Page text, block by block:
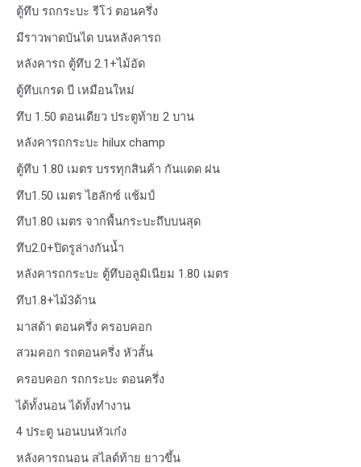
ตู้ทึบ รถกระบะ รีโว่ ตอนครึ่ง
มีราวพาดบันได บนหลังคารถ
หลังคารถ ตู้ทึบ 2.1+ไม้อัด
ตู้ทึบเกรด บี เหมือนใหม่
ทึบ 1.50 ตอนเดียว ประตูท้าย 2 บาน
หลังคารถกระบะ hilux champ
ตู้ทึบ 1.80 เมตร บรรทุกสินค้า กันแดด ฝน
ทึบ1.50 เมตร ไฮลักซ์ แช้มป์
ทึบ1.80 เมตร จากพื้นกระบะถึบบนสุด
ทึบ2.0+ปิดรูล่างกันน้ำ
หลังคารถกระบะ ตู้ทึบอลูมิเนียม 1.80 เมตร
ทึบ1.8+ไม้3ด้าน
มาสด้า ตอนครึ่ง ครอบคอก
สวมคอก รถตอนครึ่ง หัวสั้น
ครอบคอก รถกระบะ ตอนครึ่ง
ได้ทั้งนอน ได้ทั้งทำงาน
4 ประตู นอนบนหัวเก๋ง
หลังคารถนอน สไลด์ท้าย ยาวขึ้น